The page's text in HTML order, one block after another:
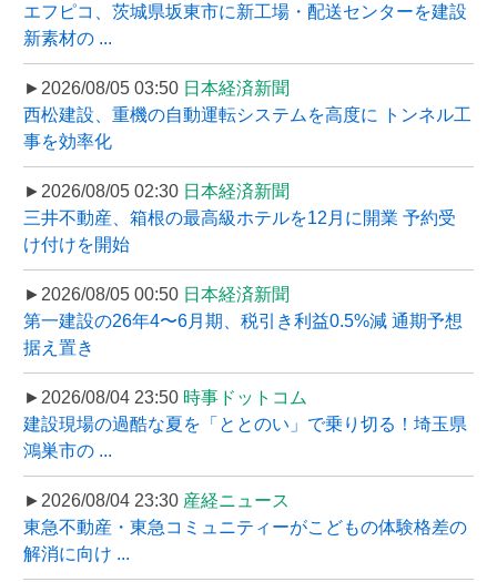
エフピコ、茨城県坂東市に新工場・配送センターを建設
新素材の ...
►2026/08/05 03:50 日本経済新聞
西松建設、重機の自動運転システムを高度に トンネル工
事を効率化
►2026/08/05 02:30 日本経済新聞
三井不動産、箱根の最高級ホテルを12月に開業 予約受
け付けを開始
►2026/08/05 00:50 日本経済新聞
第一建設の26年4〜6月期、税引き利益0.5%減 通期予想
据え置き
►2026/08/04 23:50 時事ドットコム
建設現場の過酷な夏を「ととのい」で乗り切る！埼玉県
鴻巣市の ...
►2026/08/04 23:30 産経ニュース
東急不動産・東急コミュニティーがこどもの体験格差の
解消に向け ...